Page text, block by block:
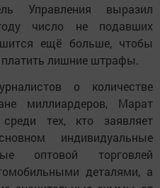
Управления выразил
число не подавших
ещё больше, чтобы
лишние штрафы.
о количестве
миллиардеров, Марат
тех, кто заявляет
индивидуальные
оптовой торговлей
деталями, а